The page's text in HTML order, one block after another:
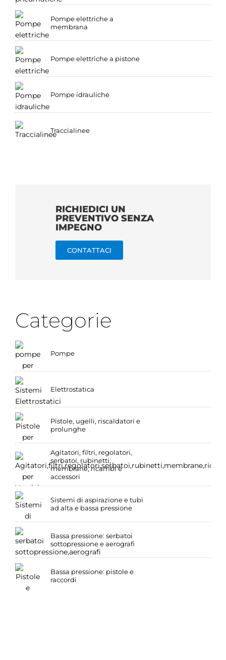
Pompe elettriche a
membrana
Pompe elettriche a pistone
Pompe idrauliche
Traccialinee
RICHIEDICI UN
PREVENTIVO SENZA
IMPEGNO
CONTATTACI
Categorie
Pompe
Elettrostatica
Pistole, ugelli, riscaldatori e
prolunghe
Agitatori, filtri, regolatori,
serbatoi, rubinetti,
membrane, ricambi e
accessori
Sistemi di aspirazione e tubi
ad alta e bassa pressione
Bassa pressione: serbatoi
sottopressione e aerografi
Bassa pressione: pistole e
raccordi